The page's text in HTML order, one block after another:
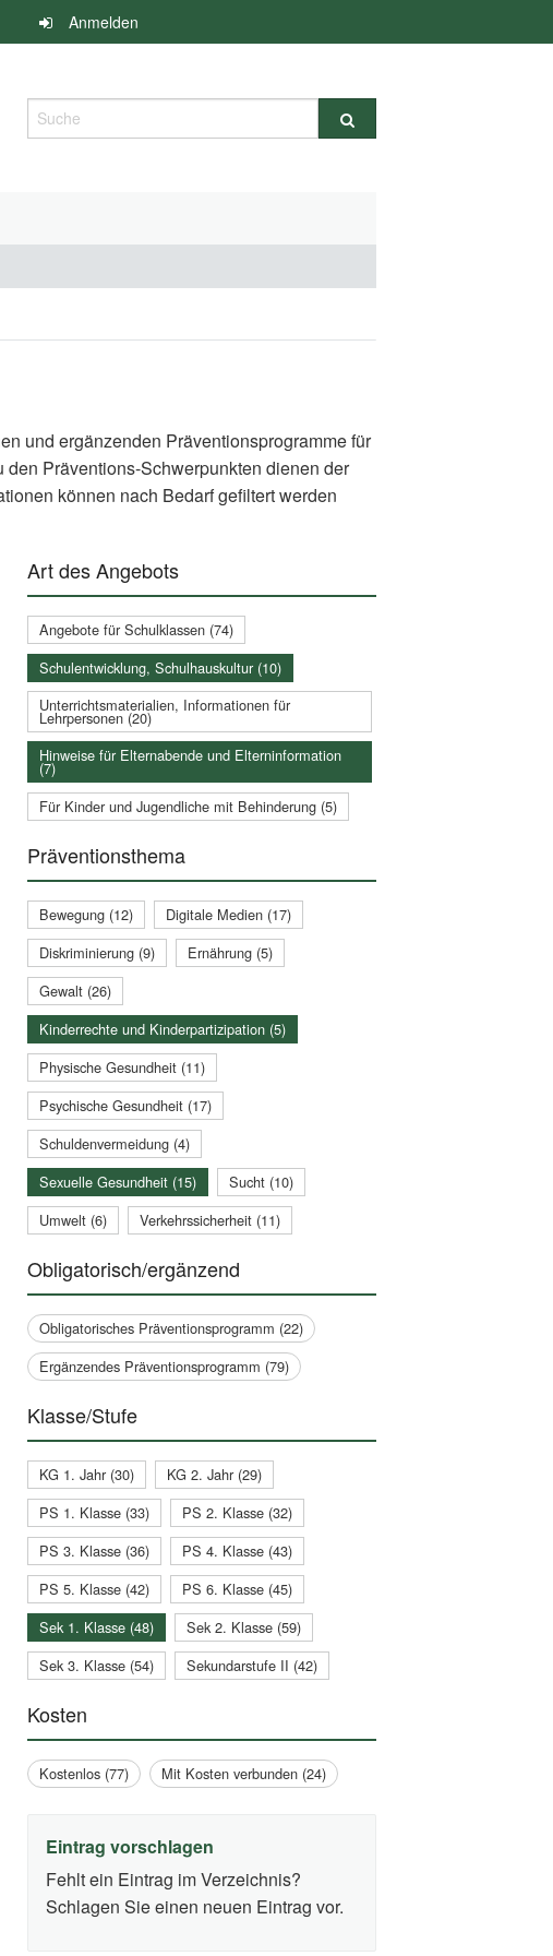
Anmelden
Suche
und ergänzenden Präventionsprogramme für
Präventions-Schwerpunkten dienen der
können nach Bedarf gefiltert werden
Art des Angebots
Angebote für Schulklassen (74)
Schulentwicklung, Schulhauskultur (10)
Unterrichtsmaterialien, Informationen für
Lehrpersonen (20)
Hinweise für Elternabende und Elterninformation
(7)
Für Kinder und Jugendliche mit Behinderung (5)
Präventionsthema
Bewegung (12)
Digitale Medien (17)
Diskriminierung (9)
Ernährung (5)
Gewalt (26)
Kinderrechte und Kinderpartizipation (5)
Physische Gesundheit (11)
Psychische Gesundheit (17)
Schuldenvermeidung (4)
Sexuelle Gesundheit (15)
Sucht (10)
Umwelt (6)
Verkehrssicherheit (11)
Obligatorisch/ergänzend
Obligatorisches Präventionsprogramm (22)
Ergänzendes Präventionsprogramm (79)
Klasse/Stufe
KG 1. Jahr (30)
KG 2. Jahr (29)
PS 1. Klasse (33)
PS 2. Klasse (32)
PS 3. Klasse (36)
PS 4. Klasse (43)
PS 5. Klasse (42)
PS 6. Klasse (45)
Sek 1. Klasse (48)
Sek 2. Klasse (59)
Sek 3. Klasse (54)
Sekundarstufe II (42)
Kosten
Kostenlos (77) Mit Kosten verbunden (24)
Eintrag vorschlagen
Fehlt ein Eintrag im Verzeichnis?
Schlagen Sie einen neuen Eintrag vor.